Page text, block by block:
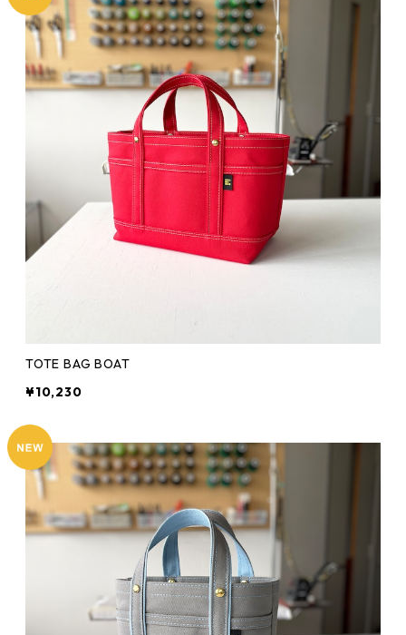
TOTE BAG BOAT
¥10,230